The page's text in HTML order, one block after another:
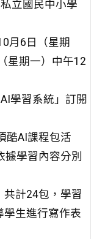
立國民中小學
月6日（星期
星期一）中午12
學習系統」訂閱
酷AI課程包活
學習內容分別
共計24包，學習
學生進行寫作表